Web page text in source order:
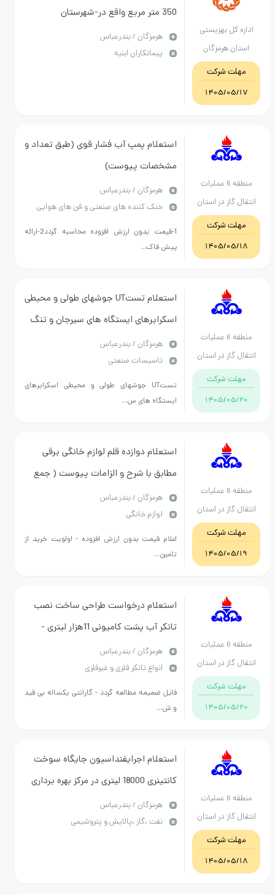
اداره کل بهزیستی
استان هرمزگان
مهلت شرکت
1405/05/17
350 متر مربع واقع در-شهرستان
بندرعباس-گلشهر جنوبی-کوچه امواج-
هرمزگان / بندرعباس
پیمانکاران ابنیه
منطقه 6 عملیات
انتقال گاز در استان
هرمزگان
مهلت شرکت
1405/05/18
استعلام پمپ آب فشار قوی (طبق تعداد و
مشخصات پیوست)
هرمزگان / بندرعباس
خنک کننده های صنعتی و فن های هوایی
1-قیمت بدون ارزش افزوده محاسبه گردد2-ارائه
پیش فاک...
منطقه 6 عملیات
انتقال گاز در استان
هرمزگان
مهلت شرکت
1405/05/20
استعلام تستUT جوشهای طولی و محیطی
اسکرابرهای ایستگاه های سیرجان و تنگ
نی هرمزگان / بندرعباس
تاسیسات صنعتی
تستUT جوشهای طولی و محیطی اسکرابرهای
ایستگاه های س...
منطقه 6 عملیات
انتقال گاز در استان
هرمزگان
مهلت شرکت
1405/05/19
استعلام دوازده قلم لوازم خانگی برقی
مطابق با شرح و الزامات پیوست ( جمع
مقادیر 51 دستگاه ) - هزینه حمل تا انبار
خریدار برعهده فروشنده می باشد .
هرمزگان / بندرعباس
لوازم خانگی
اعلام قیمت بدون ارزش افزوده - اولویت خرید از
تامین...
منطقه 6 عملیات
انتقال گاز در استان
هرمزگان
مهلت شرکت
1405/05/20
استعلام درخواست طراحی ساخت نصب
تانکر آب پشت کامیونی 11هزار لیتری -
حتما فایل ضمیمه مطالعه شود
هرمزگان / بندرعباس
انواع تانکر فلزی و غیرفلزی
فایل ضمیمه مطالعه گردد - گارانتی یکساله بی قید
و ش...
منطقه 6 عملیات
انتقال گاز در استان
هرمزگان
مهلت شرکت
1405/05/18
استعلام اجرایفنداسیون جایگاه سوخت
کانتینری 18000 لیتری در مرکز بهره برداری
خطوط لوله سرخون
هرمزگان / بندرعباس
نفت ،گاز ،پالایش و پتروشیمی